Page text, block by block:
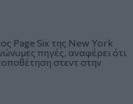
Page Six της New York
πηγές, αναφέρει ότι
στεντ στην